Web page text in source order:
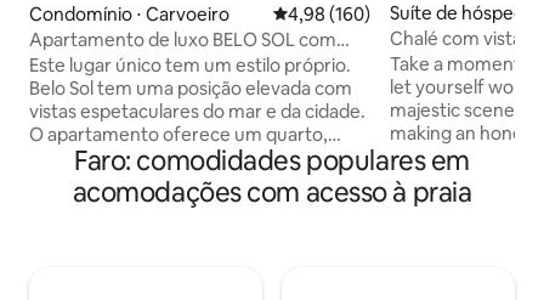
Condomínio ⋅ Carvoeiro 4,98 de uma avaliação média de
4,98 (160)
Apartamento de luxo BELO SOL com
vista para o mar
Este lugar único tem um estilo próprio.
Belo Sol tem uma posição elevada com
vistas espetaculares do mar e da cidade.
O apartamento oferece um quarto,
banheiro, cozinha e terraço privativo.
Piscina comum e estacionamento
gratuito no local. O apartamento Belo Sol
Suíte de
de Santa Clara-a-
Chalé com vista
do Lago
Take a moment,
let yourself wonder. Concealed
majestic scenery
making an honest
away from the
Clara Dam
lose themselves
Faro: comodidades populares em
acomodações com acesso à praia